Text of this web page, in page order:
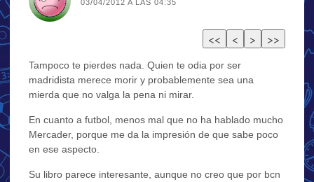
03/04/2012 A LAS 04:35
Tampoco te pierdes nada. Quien te odia por ser
madridista merece morir y probablemente sea una
mierda que no valga la pena ni mirar.
En cuanto a futbol, menos mal que no ha hablado mucho
Mercader, porque me da la impresión de que sabe poco
en ese aspecto.
Su libro parece interesante, aunque no creo que por bcn